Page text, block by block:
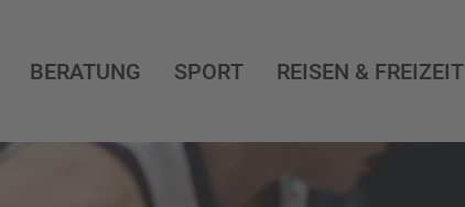
BERATUNG SPORT REISEN & FREIZEIT